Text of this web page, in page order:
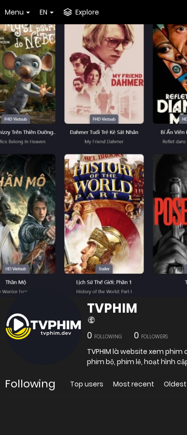
Menu EN Explore
TVPHIM
0 FOLLOWING 0 FOLLOWERS
TVPHIM là website xem
phim bộ, phim lẻ, hoạt hình
Following Top users Most recent Oldest